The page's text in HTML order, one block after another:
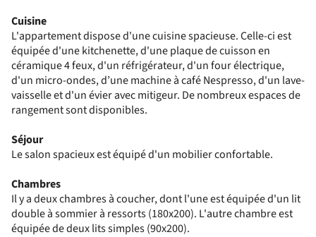
Cuisine
L'appartement dispose d'une cuisine spacieuse. Celle-ci est
équipée d'une kitchenette, d'une plaque de cuisson en
céramique 4 feux, d'un réfrigérateur, d'un four électrique,
d'un micro-ondes, d’une machine à café Nespresso, d'un lave-
vaisselle et d'un évier avec mitigeur. De nombreux espaces de
rangement sont disponibles.
Séjour
Le salon spacieux est équipé d'un mobilier confortable.
Chambres
Il y a deux chambres à coucher, dont l'une est équipée d'un lit
double à sommier à ressorts (180x200). L'autre chambre est
équipée de deux lits simples (90x200).